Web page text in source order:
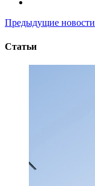
Предыдущие новости
Статьи